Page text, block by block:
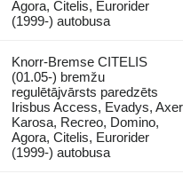
Agora, Citelis, Eurorider
(1999-) autobusa
Knorr-Bremse CITELIS
(01.05-) bremžu
regulētājvārsts paredzēts
Irisbus Access, Evadys,
Karosa, Recreo, Domino,
Agora, Citelis, Eurorider
(1999-) autobusa